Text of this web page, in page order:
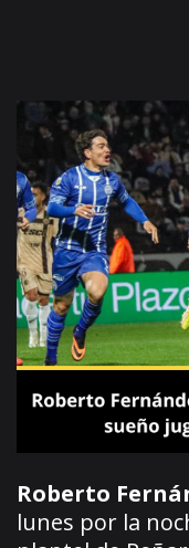
Roberto
lunes por la